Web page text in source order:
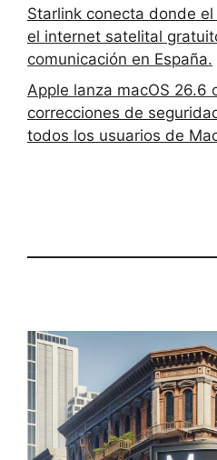
Starlink conecta donde
el internet satelital
comunicación en España.
Apple lanza macOS 26.6
correcciones de
todos los usuarios de